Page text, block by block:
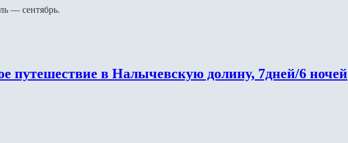
— сентябрь.
путешествие в Налычевскую долину, 7дней/6 ночей